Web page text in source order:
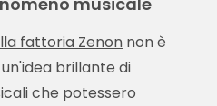
fattoria Zenonnon è
brillante di
che potessero